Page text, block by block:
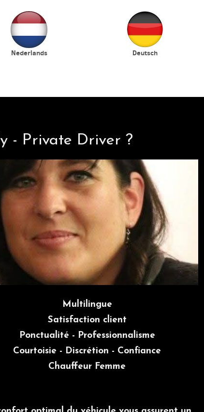
Nederlands Deutsch
- Private Driver ?
Multilingue
Satisfaction client
Ponctualité - Professionnalisme
Courtoisie - Discrétion - Confiance
Chauffeur Femme